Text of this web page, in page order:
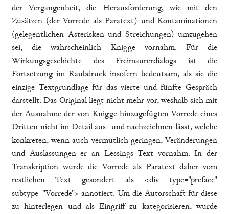
der Vergangenheit, die Herausforderung, wie mit den
Zusätzen (der Vorrede als Paratext) und Kontaminationen
(gelegentlichen Asterisken und Streichungen) umzugehen
sei, die wahrscheinlich Knigge vornahm. Für die
Wirkungsgeschichte des Freimaurerdialogs ist die
Fortsetzung im Raubdruck insofern bedeutsam, als sie die
einzige Textgrundlage für das vierte und fünfte Gespräch
darstellt. Das Original liegt nicht mehr vor, weshalb sich mit
der Ausnahme der von Knigge hinzugefügten Vorrede eines
Dritten nicht im Detail aus- und nachzeichnen lässt, welche
konkreten, wenn auch vermutlich geringen, Veränderungen
und Auslassungen er an Lessings Text vornahm. In der
Transkription wurde die Vorrede als Paratext daher vom
restlichen Text gesondert als <div type="preface"
subtype="Vorrede"> annotiert. Um die Autorschaft für diese
zu hinterlegen und als Eingriff zu kategorisieren, wurde